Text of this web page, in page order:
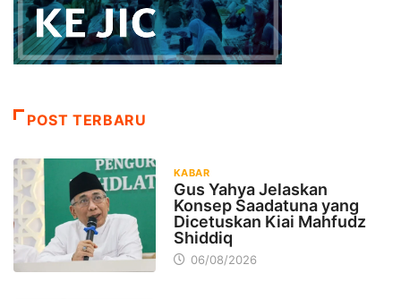
POST TERBARU
KABAR
Gus Yahya Jelaskan
Konsep Saadatuna yang
Dicetuskan Kiai Mahfudz
Shiddiq
06/08/2026